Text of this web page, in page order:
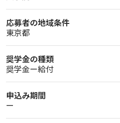
応募者の地域条件
東京都
奨学金の種類
奨学金ー給付
申込み期間
ー